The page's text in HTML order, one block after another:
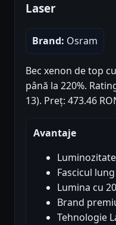
Laser
Brand: Osram
Bec xenon de top
până la 220%.
13). Preț: 473.46
Avantaje
Fascicul
Lumina cu
Brand
Tehnologie